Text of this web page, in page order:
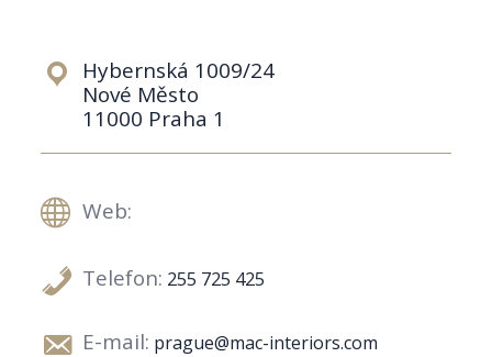
Hybernská 1009/24
Nové Město
11000 Praha 1
Web:
Telefon: 255 725 425
E-mail: prague@mac-interiors.com